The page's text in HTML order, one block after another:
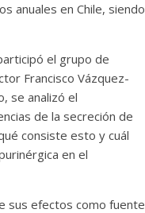
anuales en Chile, siendo
el grupo de
Francisco Vázquez-
se analizó el
de la secreción de
consiste esto y cuál
en el
sus efectos como fuente